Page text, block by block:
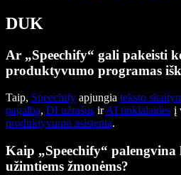
DUK
Ar „Speechify“ gali pakeisti
produktyvumo programas
Taip, Speechify apjungia teksto
pagalbą, DI užrašus irAI tinklalaides į
produktyvumo asistentą.
Kaip „Speechify“ palengvina
užimtiems žmonėms?